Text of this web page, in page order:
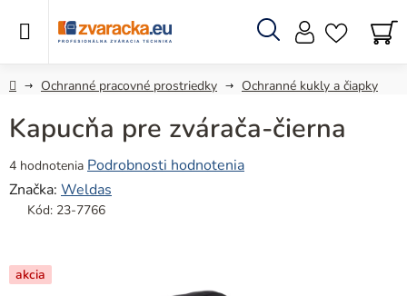
Hľadať
DomovOchranné pracovné prostriedky Ochranné kukly a čiapky
Kapucňa pre zvárača-čierna
Priemerné
hodnotenie
produktu
z
5
4 hodnotenia Podrobnosti hodnotenia
Značka: Weldas
Kód: 23-7766
akcia